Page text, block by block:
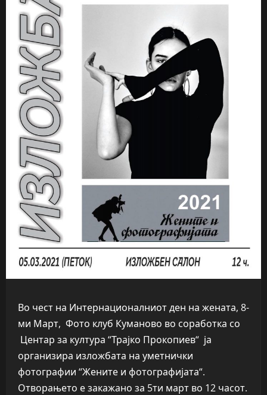
Во чест на Интернационалниот ден на жената, 8-
ми Март, Фото клуб Куманово во соработка со
Центар за култура “Трајко Прокопиев“ ја
организира изложбата на уметнички
фотографии “Жените и фотографијата“.
Отворањето е закажано за 5ти март во 12 часот.